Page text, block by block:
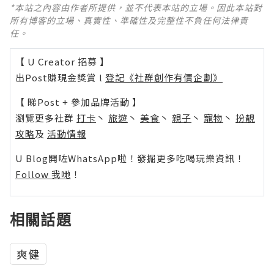
*本站之內容由作者所提供，並不代表本站的立場。因此本站對
所有博客的立場、真實性、準確性及完整性不負任何法律責
任。
【 U Creator 招募 】
出Post賺現金獎賞 l 登記《社群創作有價企劃》
【 睇Post + 參加品牌活動 】
瀏覽更多社群 打卡 丶 旅遊 丶 美食 丶 親子 丶 寵物 丶 扮靚
攻略及 活動情報
U Blog開咗WhatsApp啦！發掘更多吃喝玩樂資訊！
Follow 我哋 ！
相關話題
爽健